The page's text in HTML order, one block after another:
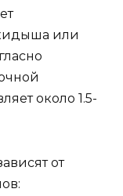
или
около 1.5-
от